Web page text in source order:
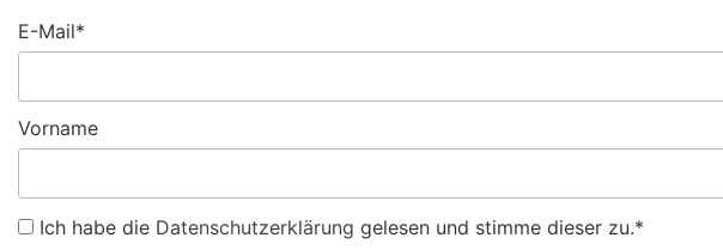
E-Mail*
Vorname
Ich habe die Datenschutzerklärung gelesen und stimme dieser zu.*